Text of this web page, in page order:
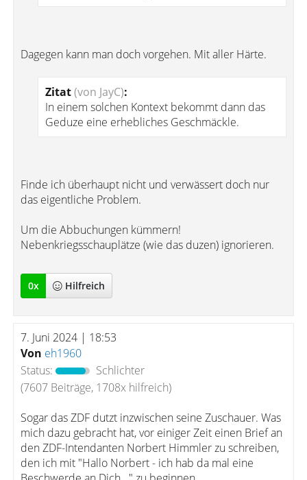
Dagegen kann man doch vorgehen. Mit aller Härte.
Zitat(von JayC):
In einem solchen Kontext bekommt dann das
Geduze eine erhebliches Geschmäckle.
Finde ich überhaupt nicht und verwässert doch nur
das eigentliche Problem.
Um die Abbuchungen kümmern!
Nebenkriegsschauplätze (wie das duzen) ignorieren.
0x Hilfreich
7. Juni 2024 | 18:53
Von eh1960
Status:
Schlichter
(7607 Beiträge, 1708x hilfreich)
Sogar das ZDF dutzt inzwischen seine Zuschauer. Was
mich dazu gebracht hat, vor einiger Zeit einen Brief an
den ZDF-Intendanten Norbert Himmler zu schreiben,
den ich mit "Hallo Norbert - ich hab da mal eine